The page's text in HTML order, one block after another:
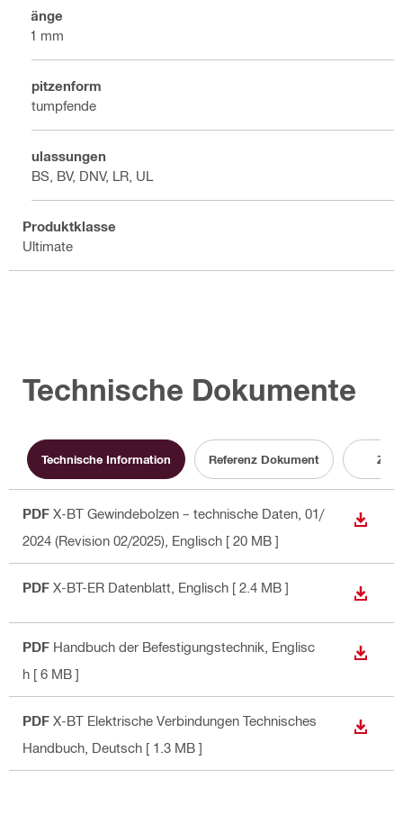
Länge
31 mm
Spitzenform
Stumpfende
Zulassungen
ABS, BV, DNV, LR, UL
Produktklasse
Ultimate
Technische Dokumente
Technische Information Referenz Dokument
PDF X-BT Gewindebolzen – technische Daten, 01/
2024 (Revision 02/2025) , Englisch [ 20 MB ]
PDF X-BT-ER Datenblatt , Englisch [ 2.4 MB ]
PDF Handbuch der Befestigungstechnik , Englisc
h [ 6 MB ]
PDF X-BT Elektrische Verbindungen Technisches
Handbuch , Deutsch [ 1.3 MB ]